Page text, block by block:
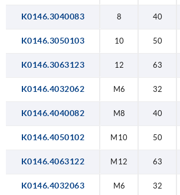
K0146.3040083 8 40
K0146.3050103 10 50
K0146.3063123 12 63
K0146.4032062 M6 32
K0146.4040082 M8 40
K0146.4050102 M10 50
K0146.4063122 M12 63
K0146.4032063 M6 32